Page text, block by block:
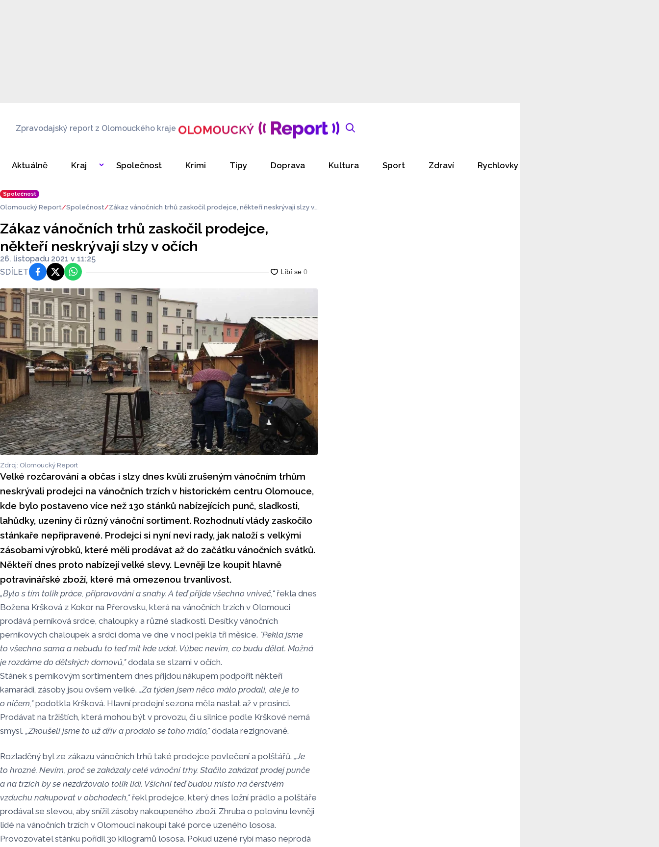
Zpravodajský report z Olomouckého kraje
Aktuálně Kraj Společnost Krimi Tipy Doprava Kultura Sport Zdraví Rychlovky
Společnost
Olomoucký Report Společnost
Zákaz vánočních trhů zaskočil prodejce, někteří neskrývají slzy v
Zákaz vánočních trhů zaskočil prodejce,
někteří neskrývají slzy v očích
26. listopadu 2021 v 11:25
SDÍLET
FacebookPlatforma X
WhatsApp
Zdroj: Olomoucký Report
Velké rozčarování a občas i slzy dnes kvůli zrušeným vánočním trhům
neskrývali prodejci na vánočních trzích v historickém centru Olomouce,
kde bylo postaveno více než 130 stánků nabízejících punč, sladkosti,
lahůdky, uzeniny či různý vánoční sortiment. Rozhodnutí vlády zaskočilo
stánkaře nepřipravené. Prodejci si nyní neví rady, jak naloží s velkými
zásobami výrobků, které měli prodávat až do začátku vánočních svátků.
Někteří dnes proto nabízejí velké slevy. Levněji lze koupit hlavně
potravinářské zboží, které má omezenou trvanlivost.
„Bylo s tím tolik práce, připravování a snahy. A teď přijde všechno vniveč," řekla dnes
Božena Kršková z Kokor na Přerovsku, která na vánočních trzích v Olomouci
prodává perníková srdce, chaloupky a různé sladkosti. Desítky vánočních
perníkových chaloupek a srdcí doma ve dne v noci pekla tři měsíce. "Pekla jsme
to všechno sama a nebudu to teď mít kde udat. Vůbec nevím, co budu dělat. Možná
je rozdáme do dětských domovů,"dodala se slzami v očích.
Stánek s perníkovým sortimentem dnes přijdou nákupem podpořit někteří
kamarádi, zásoby jsou ovšem velké. „Za týden jsem něco málo prodali, ale je to
o ničem,"podotkla Kršková. Hlavní prodejní sezona měla nastat až v prosinci.
Prodávat na tržištích, která mohou být v provozu, či u silnice podle Krškové nemá
smysl. „Zkoušeli jsme to už dřív a prodalo se toho málo,"dodala rezignovaně.
Rozladěný byl ze zákazu vánočních trhů také prodejce povlečení a polštářů. „Je
to hrozné. Nevím, proč se zakázaly celé vánoční trhy. Stačilo zakázat prodej punče
a na trzích by se nezdržovalo tolik lidí. Všichni teď budou místo na čerstvém
vzduchu nakupovat v obchodech,"řekl prodejce, který dnes ložní prádlo a polštáře
prodával se slevou, aby snížil zásoby nakoupeného zboží. Zhruba o polovinu levněji
lidé na vánočních trzích v Olomouci nakoupí také porce uzeného lososa.
Provozovatel stánku pořídil 30 kilogramů lososa. Pokud uzené rybí maso neprodá